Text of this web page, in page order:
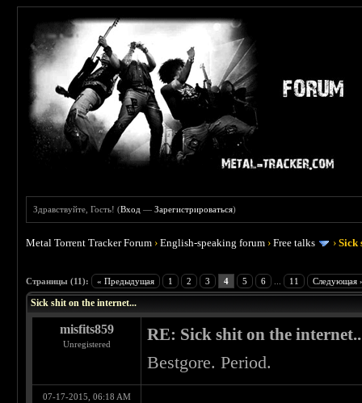
Здравствуйте, Гость! (Вход —Зарегистрироваться)
Metal Torrent Tracker Forum ›English-speaking forum ›Free talks ›Sick
Страницы (11): « Предыдущая 1 2 3 4 5 6 11 Следующая
Sick shit on the internet...
misfits859
Unregistered
RE: Sick shit on the
Bestgore. Period.
07-17-2015, 06:18 AM